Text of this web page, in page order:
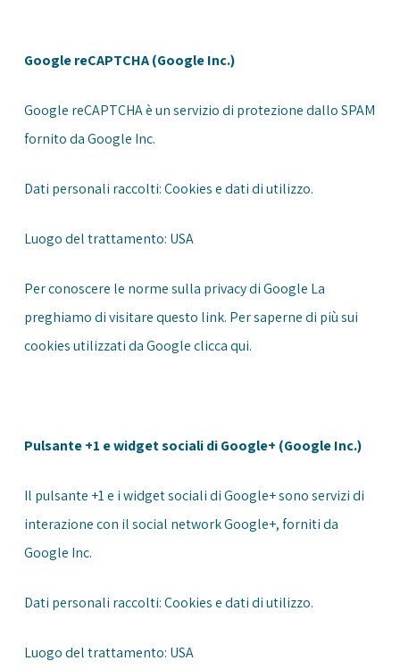
Google reCAPTCHA (Google Inc.)
Google reCAPTCHA è un servizio di protezione dallo SPAM
fornito da Google Inc.
Dati personali raccolti: Cookies e dati di utilizzo.
Luogo del trattamento: USA
Per conoscere le norme sulla privacy di Google La
preghiamo di visitare questo link. Per saperne di più sui
cookies utilizzati da Google cliccaqui.
Pulsante +1 e widget sociali di Google+ (Google Inc.)
Il pulsante +1 e i widget sociali di Google+ sono servizi di
interazione con il social network Google+, forniti da
Google Inc.
Dati personali raccolti: Cookies e dati di utilizzo.
Luogo del trattamento: USA